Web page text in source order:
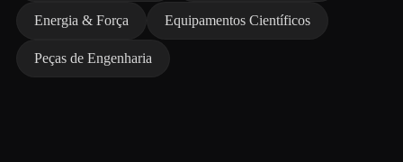
Energia & Força Equipamentos Científicos
Peças de Engenharia